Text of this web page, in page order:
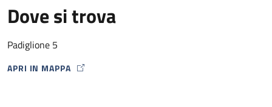
Dove si trova
Padiglione 5
APRI IN MAPPA
MAP ICON